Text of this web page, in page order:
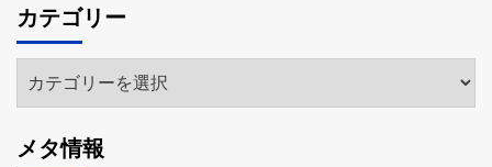
イ
ブ
カテゴリー
テ
リ
メタ情報